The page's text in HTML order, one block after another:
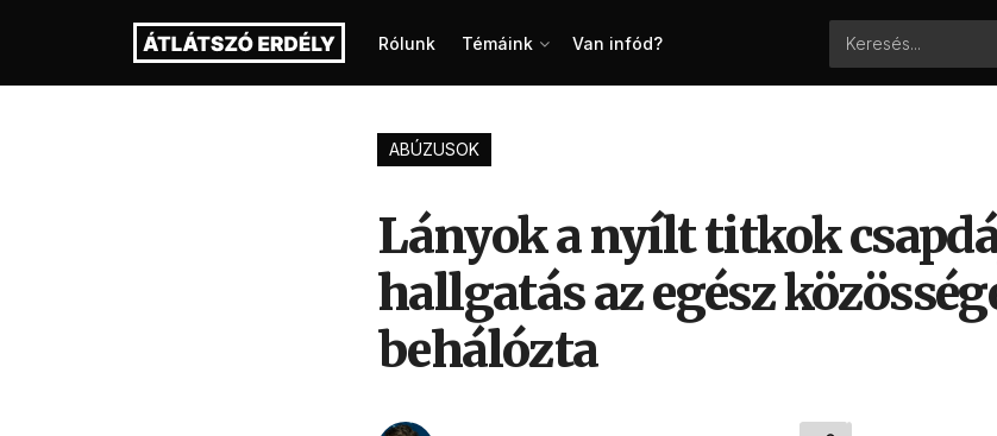
Rólunk Témáink Van infód?
ABÚZUSOK
Lányok a nyílt titkok
hallgatás az egész
behálózta